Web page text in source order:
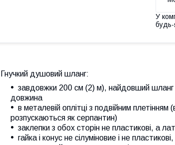
У
будь-
Гнучкий душовий шланг:
завдовжки 200 см (2) м), найдовший
довжина
в металевій оплітці з подвійним
розпускаються як серпантин)
заклепки з обох сторін не пластикові, а
гайка і конус не сілуміновие і не